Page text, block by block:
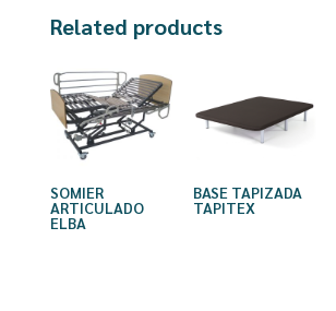
Related products
SOMIER
ARTICULADO
ELBA
BASE TAPIZADA
TAPITEX